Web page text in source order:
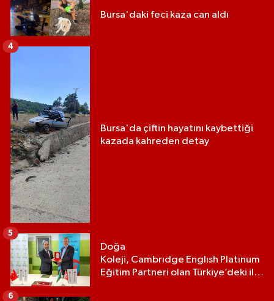
Bursa'daki feci kaza can aldı
Bursa'da çiftin hayatını kaybettiği
kazada kahreden detay
4
Doğa
Koleji, Cambrıdge Englısh Platınum
Eğitim Partneri olan Türkiye’deki ilk
5
6